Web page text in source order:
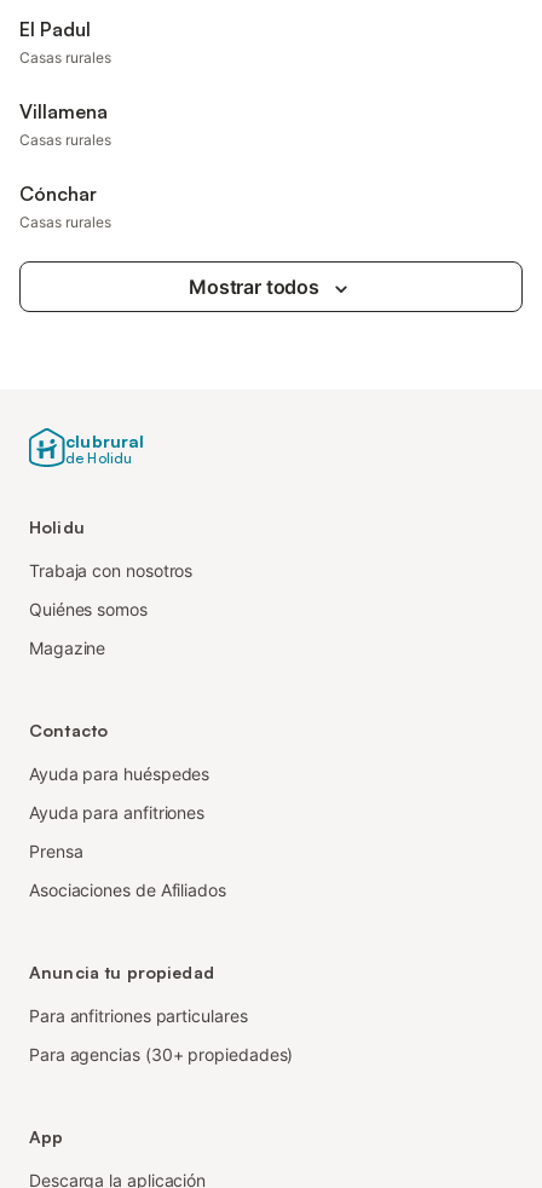
El Padul
Casas rurales
Villamena
Casas rurales
Cónchar
Casas rurales
Mostrar todos
clubrural
de Holidu
Holidu
Trabaja con nosotros
Quiénes somos
Magazine
Contacto
Ayuda para huéspedes
Ayuda para anfitriones
Prensa
Asociaciones de Afiliados
Anuncia tu propiedad
Para anfitriones particulares
Para agencias (30+ propiedades)
App
Descarga la aplicación